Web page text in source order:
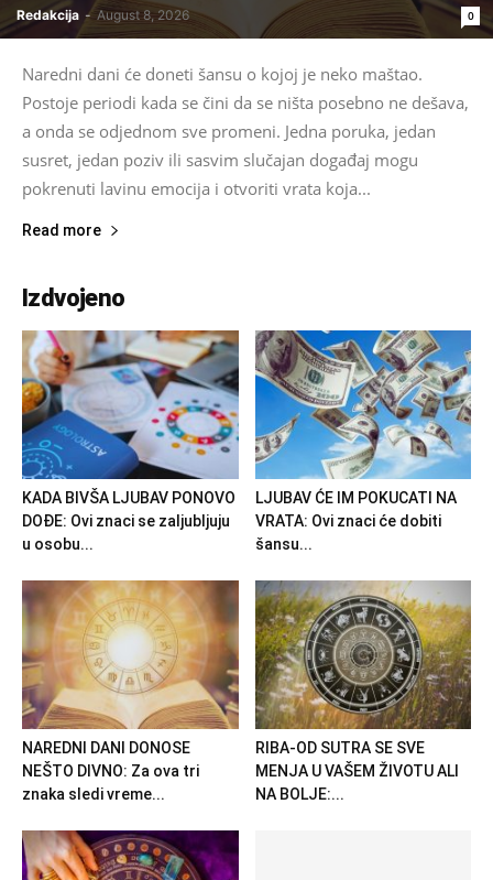
Redakcija - August 8, 2026 0
Naredni dani će doneti šansu o kojoj je neko maštao.
Postoje periodi kada se čini da se ništa posebno ne dešava,
a onda se odjednom sve promeni. Jedna poruka, jedan
susret, jedan poziv ili sasvim slučajan događaj mogu
pokrenuti lavinu emocija i otvoriti vrata koja...
Read more
Izdvojeno
KADA BIVŠA LJUBAV PONOVO
DOĐE: Ovi znaci se zaljubljuju
u osobu...
LJUBAV ĆE IM POKUCATI NA
VRATA: Ovi znaci će dobiti
šansu...
NAREDNI DANI DONOSE
NEŠTO DIVNO: Za ova tri
znaka sledi vreme...
RIBA-OD SUTRA SE SVE
MENJA U VAŠEM ŽIVOTU ALI
NA BOLJE:...